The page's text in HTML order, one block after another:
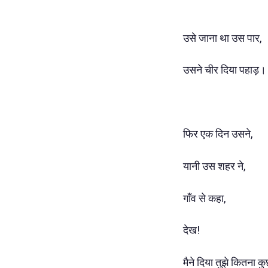
उसे जाना था उस पार,
उसने चीर दिया पहाड़।
फिर एक दिन उसने,
यानी उस शहर ने,
गाँव से कहा,
देख!
मैने दिया तुझे कितना